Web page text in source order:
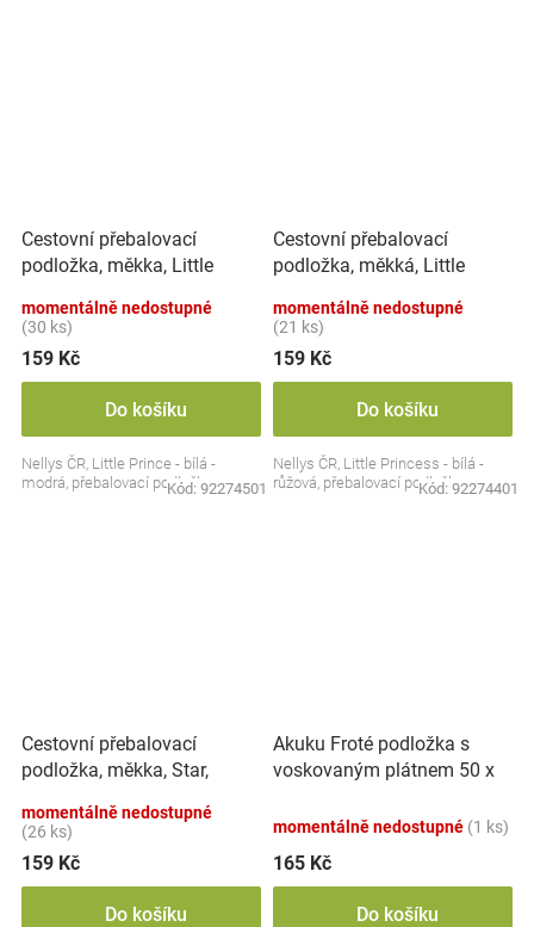
Cestovní přebalovací
podložka, měkka, Little
bílá, modrá
momentálně nedostupné
(30 ks)
159 Kč
Do košíku
Nellys ČR, Little Prince - bílá -
modrá, přebalovací podložka
Kód: 92274501
Cestovní přebalovací
podložka, měkká, Little
bílá, růžová
momentálně nedostupné
(21 ks)
159 Kč
Do košíku
Nellys ČR, Little Princess - bílá -
růžová, přebalovací podložka
Kód: 92274401
Cestovní přebalovací
podložka, měkka, Star,
momentálně nedostupné
(26 ks)
159 Kč
Do košíku
Akuku Froté podložka s
voskovaným plátnem 50 x
vícebarevné
momentálně nedostupné (1 ks)
165 Kč
Do košíku